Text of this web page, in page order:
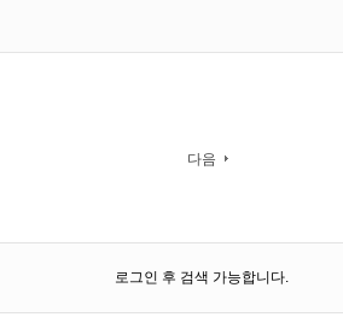
다음
로그인 후 검색 가능합니다.